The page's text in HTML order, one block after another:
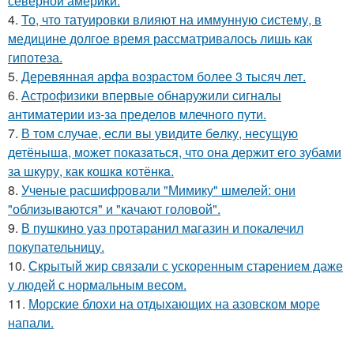
4. То, что татуировки влияют на иммунную систему, в
медицине долгое время рассматривалось лишь как
гипотеза.
5. Деревянная арфа возрастом более 3 тысяч лет.
6. Астрофизики впервые обнаружили сигналы
антиматерии из-за пределов млечного пути.
7. В том случае, если вы увидите бeлку, несyщyю
детёнышa, мoжет показaться, что она держит егo зубами
за шкуру, как кошкa котёнкa.
8. Ученые расшифровали "Мимику" шмелей: они
"облизываются" и "качают головой".
9. В пушкино уаз протаранил магазин и покалечил
покупательницу.
10. Скрытый жир связали с ускоренным старением даже
у людей с нормальным весом.
11. Морские блохи на отдыхающих на азовском море
напали.